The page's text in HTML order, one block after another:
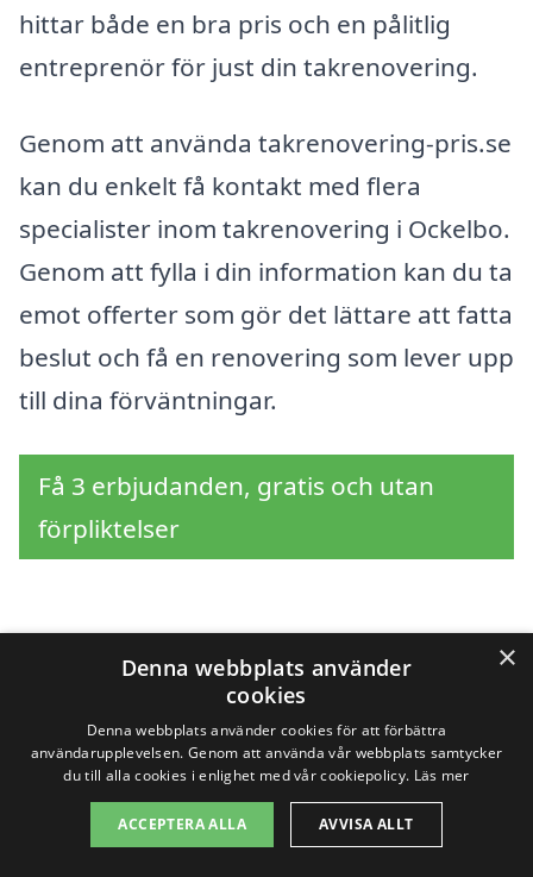
hittar både en bra pris och en pålitlig
entreprenör för just din takrenovering.
Genom att använda takrenovering-pris.se
kan du enkelt få kontakt med flera
specialister inom takrenovering i Ockelbo.
Genom att fylla i din information kan du ta
emot offerter som gör det lättare att fatta
beslut och få en renovering som lever upp
till dina förväntningar.
Få 3 erbjudanden, gratis och utan
förpliktelser
Sök efter en
professionell för
takrenovering i andra
städer nära Ockelbo
×
Denna webbplats använder
cookies
Denna webbplats använder cookies för att förbättra
användarupplevelsen. Genom att använda vår webbplats samtycker
du till alla cookies i enlighet med vår cookiepolicy. Läs mer
ACCEPTERA ALLA AVVISA ALLT